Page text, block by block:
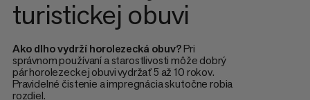
turistickej obuvi
Ako dlho vydrží horolezecká obuv?Pri
správnom používaní a starostlivosti môže dobrý
pár horolezeckej obuvi vydržať 5 až 10 rokov.
Pravidelné čistenie a impregnácia skutočne robia
rozdiel.